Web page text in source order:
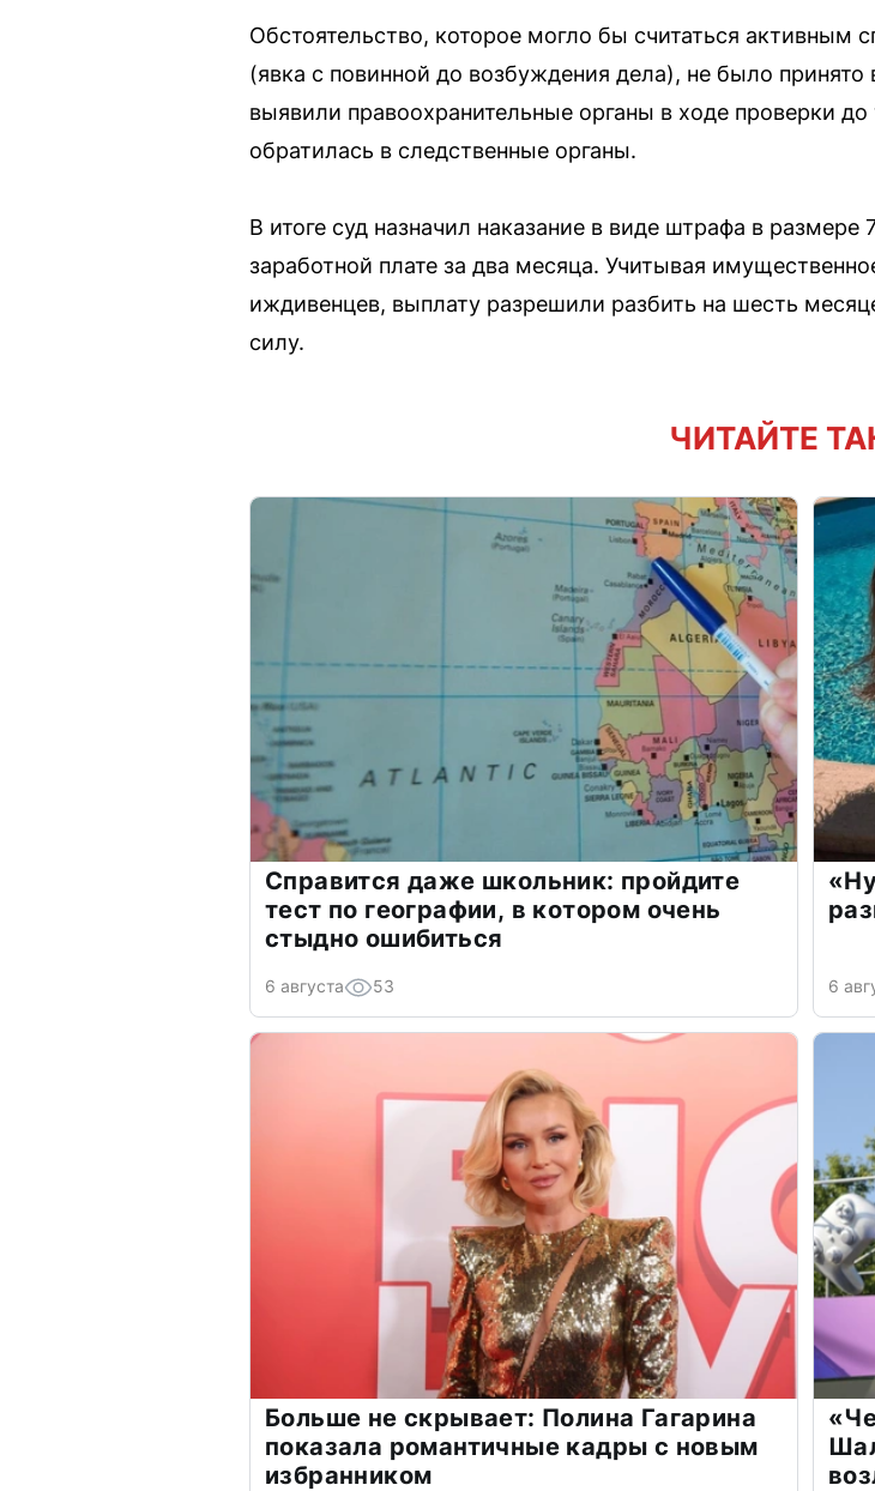
Обстоятельство, которое могло бы считаться активным
(явка с повинной до возбуждения дела), не было
выявили правоохранительные органы в ходе проверки
обратилась в следственные органы.
В итоге суд назначил наказание в виде штрафа в размере
заработной плате за два месяца. Учитывая
иждивенцев, выплату разрешили разбить на шесть
силу.
ЧИТАЙТЕ
Справится даже школьник: пройдите
тест по географии, в котором очень
стыдно ошибиться
6 августа 53 6
Больше не скрывает: Полина Гагарина
показала романтичные кадры с новым
избранником